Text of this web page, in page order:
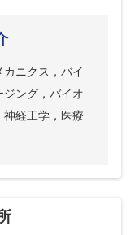
ニクス，バイ
ング，バイオ
経工学，医療